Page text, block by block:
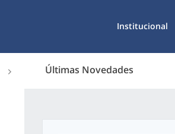
Institucional
Últimas Novedades